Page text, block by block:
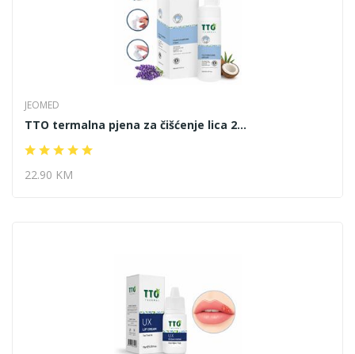
JEOMED
TTO termalna pjena za čišćenje lica 2...
22.90 KM